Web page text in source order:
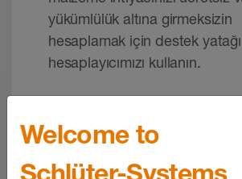
yükümlülük altına girmeksizin
hesaplamak için destek yatağı
hesaplayıcımızı kullanın.
Welcome to